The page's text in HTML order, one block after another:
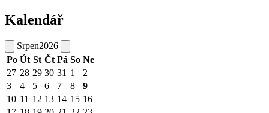
Kalendář
Srpen2026
Po Út St Čt Pá So Ne
27 28 29 30 31 1
2
3
4 5 6 7 8
9
10 11 12 13 14 15 16